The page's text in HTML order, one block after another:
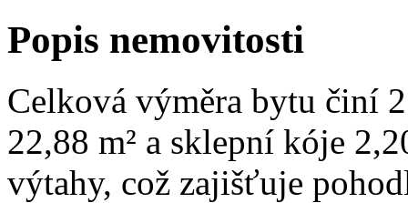
Popis nemovitosti
Celková výměra bytu činí
22,88 m² a sklepní kóje
výtahy, což zajišťuje